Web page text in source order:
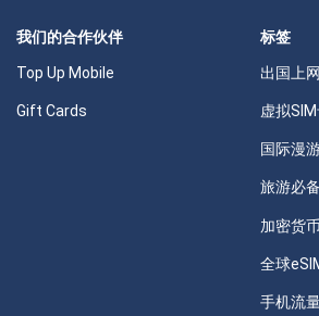
我们的合作伙伴
Top Up Mobile
Gift Cards
标签
出国上网
虚拟
国际漫
旅游必备
加密货
全球
手机流